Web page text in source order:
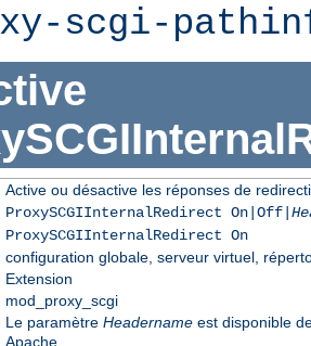
scgi-
Active ou désactive les réponses de
ProxySCGIInternalRedirect On|Off|
ProxySCGIInternalRedirect On
configuration globale, serveur virtuel,
Extension
mod_proxy_scgi
Le paramètre Headernameest disponible
Apache.